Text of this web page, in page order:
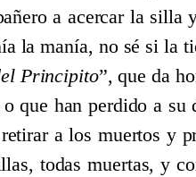
a acercar la
la manía, no sé si la
Principito”, que da
que han perdido a su
a los muertos
todas muertas, y